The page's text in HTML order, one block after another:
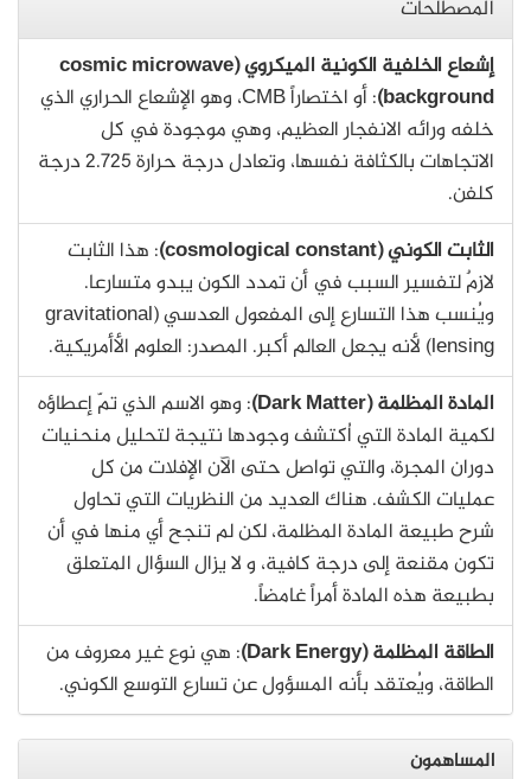
المصطلحات
إشعاع الخلفية الكونية الميكروي (cosmic microwave
background)
: أو اختصاراً CMB، وهو الإشعاع الحراري الذي
خلفه ورائه الانفجار العظيم، وهي موجودة في كل
الاتجاهات بالكثافة نفسها، وتعادل درجة حرارة 2.725 درجة
كلفن.
الثابت الكوني (cosmological constant)
: هذا الثابت
لازمٌ لتفسير السبب في أن تمدد الكون يبدو متسارعا.
ويُنسب هذا التسارع إلى المفعول العدسي (gravitational
lensing) لأنه يجعل العالم أكبر. المصدر: العلوم الأأمريكية.
المادة المظلمة (Dark Matter)
: وهو الاسم الذي تمّ إعطاؤه
لكمية المادة التي اُكتشف وجودها نتيجة لتحليل منحنيات
دوران المجرة، والتي تواصل حتى الآن الإفلات من كل
عمليات الكشف. هناك العديد من النظريات التي تحاول
شرح طبيعة المادة المظلمة، لكن لم تنجح أي منها في أن
تكون مقنعة إلى درجة كافية، و لا يزال السؤال المتعلق
بطبيعة هذه المادة أمراً غامضاً.
الطاقة المظلمة (Dark Energy)
: هي نوع غير معروف من
الطاقة، ويُعتقد بأنه المسؤول عن تسارع التوسع الكوني.
المساهمون